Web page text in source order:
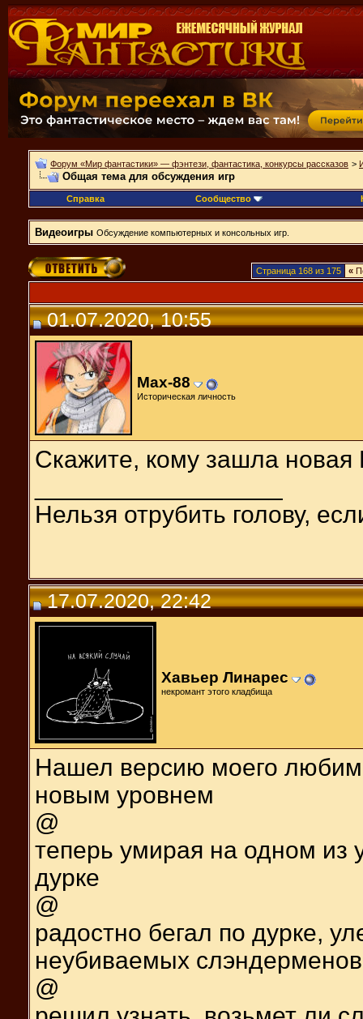
Форум «Мир фантастики» — фэнтези, фантастика, конкурсы рассказов >
Общая тема для обсуждения игр
Справка Сообщество
Видеоигры Обсуждение компьютерных и консольных игр.
Страница 168 из 175 «
01.07.2020, 10:55
Max-88
Историческая личность
Скажите, кому зашла новая
Нельзя отрубить голову,
17.07.2020, 22:42
Хавьер Линарес
некромант этого кладбища
Нашел версию моего
новым уровнем
@
теперь умирая на одном из
дурке
@
радостно бегал по дурке,
неубиваемых слэндерменов
@